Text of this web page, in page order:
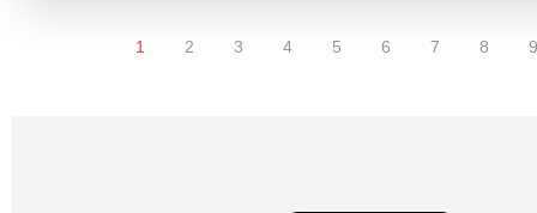
1 2 3 4 5 6 7 8 9